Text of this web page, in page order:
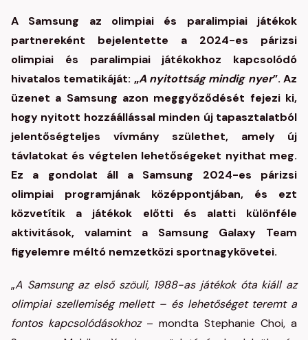
A Samsung az olimpiai és paralimpiai játékok
partnereként bejelentette a 2024-es párizsi
olimpiai és paralimpiai játékokhoz kapcsolódó
hivatalos tematikáját: „A nyitottság mindig nyer”. Az
üzenet a Samsung azon meggyőződését fejezi ki,
hogy nyitott hozzáállással minden új tapasztalatból
jelentőségteljes vívmány születhet, amely új
távlatokat és végtelen lehetőségeket nyithat meg.
Ez a gondolat áll a Samsung 2024-es párizsi
olimpiai programjának középpontjában, és ezt
közvetítik a játékok előtti és alatti különféle
aktivitások, valamint a Samsung Galaxy Team
figyelemre méltó nemzetközi sportnagykövetei.
„A Samsung az első szöuli, 1988-as játékok óta kiáll az
olimpiai szellemiség mellett – és lehetőséget teremt a
fontos kapcsolódásokhoz– mondta Stephanie Choi, a